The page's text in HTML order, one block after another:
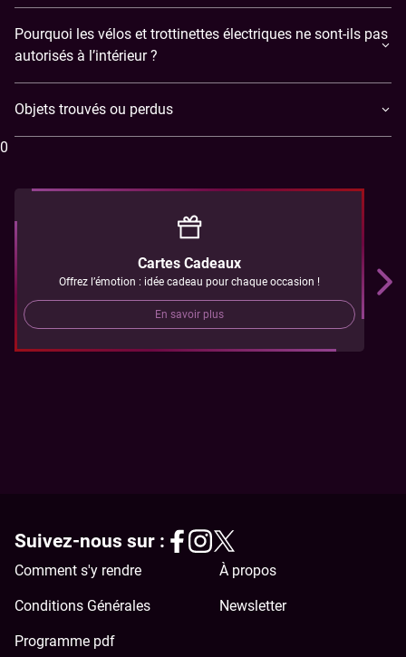
Pourquoi les vélos et trottinettes électriques ne sont-ils pas
autorisés à l’intérieur ?
Objets trouvés ou perdus
B2B
0
Cartes Cadeaux
Offrez l’émotion : idée cadeau pour chaque occasion !
En savoir plus
Comment s'y rendre À propos
Conditions Générales Newsletter
Programme pdf
Suivez-nous sur :